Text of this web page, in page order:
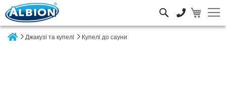
Джакузі та купелі Купелі до сауни